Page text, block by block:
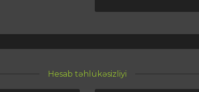
Hesab təhlükəsizliyi